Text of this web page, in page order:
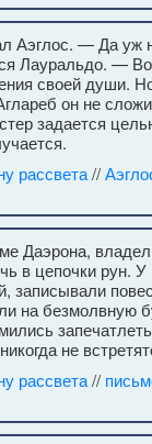
Аэглос. — Да уж
Лауральдо. —
своей души.
он не
задается
рассвета//
Даэрона,
в цепочки рун.
записывали
на безмолвную
не
рассвета//